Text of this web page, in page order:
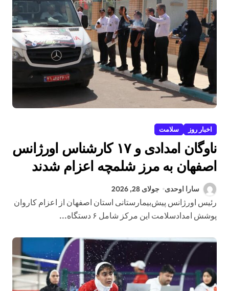
اخبار روز سلامت
ناوگان امدادی و ۱۷ کارشناس اورژانس
اصفهان به مرز شلمچه اعزام شدند
سارا اوحدی جولای 28, 2026
رئیس اورژانس پیش‌بیمارستانی استان اصفهان از اعزام کاروان
پوشش امدادسلامت این مرکز شامل ۶ دستگاه...